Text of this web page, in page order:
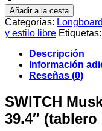
Añadir a la cesta
Categorías:
y estilo libre Etiquetas:
Descripción
Información
Reseñas (0)
SWITCH
39.4″